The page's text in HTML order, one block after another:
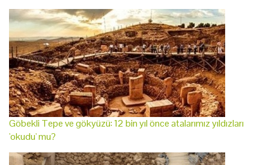
Göbekli Tepe ve gökyüzü: 12 bin yıl önce atalarımız yıldızları
'okudu' mu?